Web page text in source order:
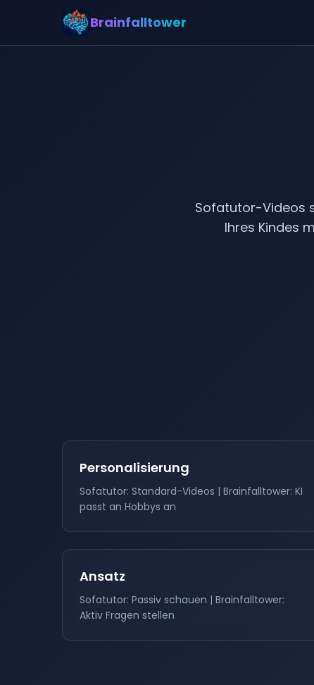
Brainfalltower
Sofatutor-Videos
Ihres Kindes
Personalisierung
Sofatutor: Standard-Videos | Brainfalltower: KI
passt an Hobbys an
Ansatz
Sofatutor: Passiv schauen | Brainfalltower:
Aktiv Fragen stellen